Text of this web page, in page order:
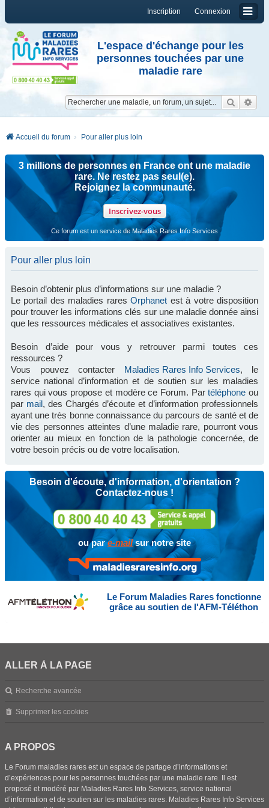
Connexion
Inscription
L'espace d'échange pour les
personnes touchées par une
maladie rare
Accueil du forum Pour aller plus loin
3 millions de personnes en France ont une maladie
rare. Ne restez pas seul(e).
Rejoignez la communauté.
Inscrivez-vous
Ce forum est un service de Maladies Rares Info Services
Pour aller plus loin
Besoin d’obtenir plus d’informations sur une maladie ?
Le portail des maladies raresOrphanet est à votre disposition
pour trouver les informations clés sur une maladie donnée ainsi
que les ressources médicales et associatives existantes.
Besoin d’aide pour vous y retrouver parmi toutes ces
ressources ?
Vous pouvez contacter Maladies Rares Info Services, le
service national d’information et de soutien sur les maladies
rares qui vous propose et modère ce Forum. Partéléphone ou
par mail, des Chargés d’écoute et d’information professionnels
ayant une très bonne connaissance du parcours de santé et de
vie des personnes atteintes d’une maladie rare, pourront vous
orienter au mieux en fonction de la pathologie concernée, de
votre besoin précis ou de votre localisation.
Besoin d'écoute, d'information, d'orientation ?
Contactez-nous !
ou pare-mailsur notre site
Le Forum Maladies Rares fonctionne
grâce au soutien de l'AFM-Téléthon
ALLER À LA PAGE
Recherche avancée
Supprimer les cookies
A PROPOS
Le Forum maladies rares est un espace de partage d’informations et
d’expériences pour les personnes touchées par une maladie rare. Il est
proposé et modéré par Maladies Rares Info Services, service national
d’information et de soutien sur les maladies rares. Maladies Rares Info Services